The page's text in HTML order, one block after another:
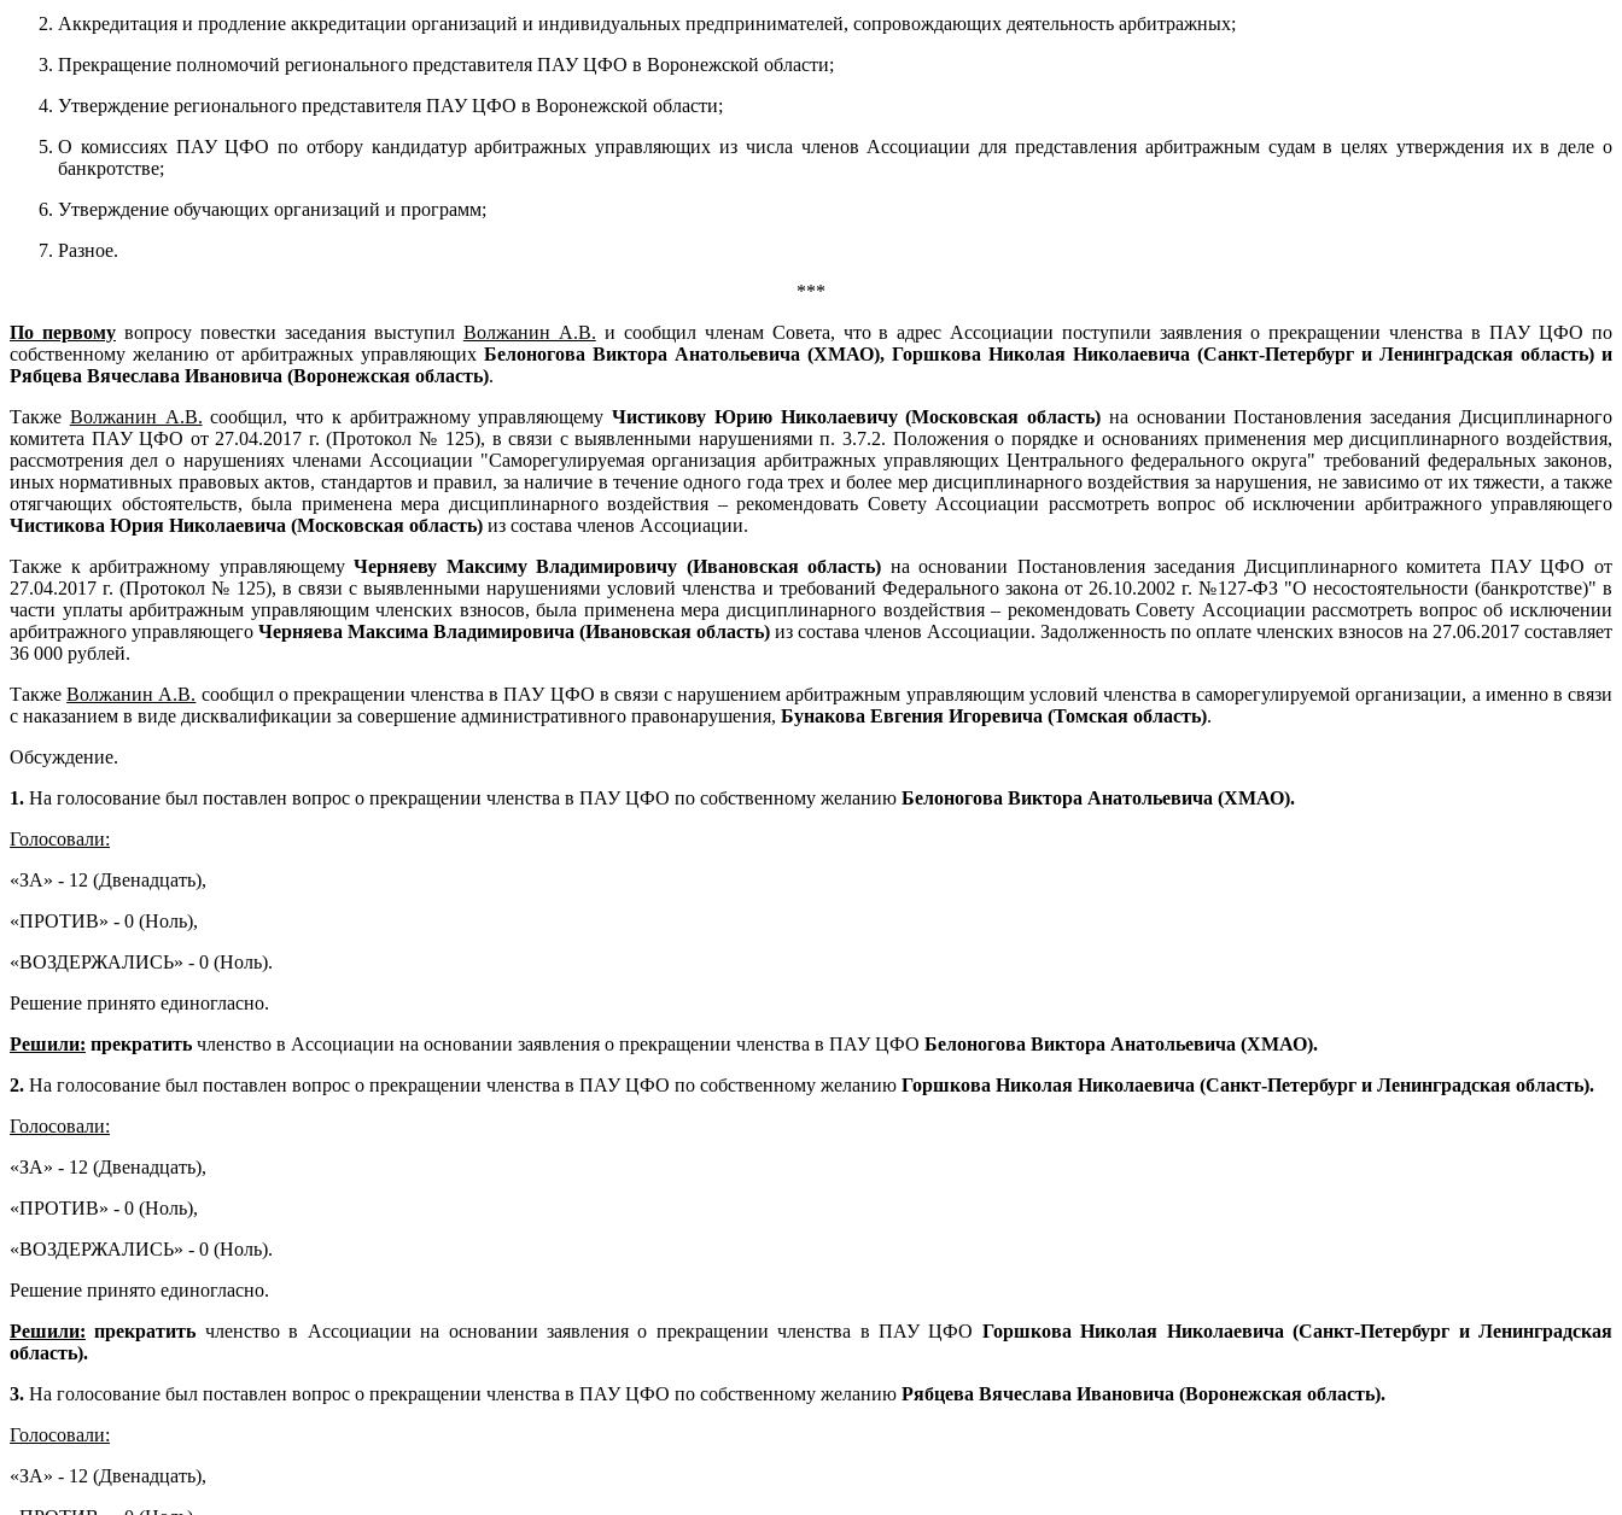
Аккредитация и продление аккредитации организаций и индивидуальных предпринимателей, сопровождающих деятельность арбитражных;
Прекращение полномочий регионального представителя ПАУ ЦФО в Воронежской области;
Утверждение регионального представителя ПАУ ЦФО в Воронежской области;
О комиссиях ПАУ ЦФО по отбору кандидатур арбитражных управляющих из числа членов Ассоциации для представления арбитражным судам в целях утверждения их в деле о
банкротстве;
Утверждение обучающих организаций и программ;
Разное.
***
По первомувопросу повестки заседания выступил Волжанин А.В. и сообщил членам Совета, что в адрес Ассоциации поступили заявления о прекращении членства в ПАУ ЦФО по
собственному желанию от арбитражных управляющих Белоногова Виктора Анатольевича (ХМАО), Горшкова Николая Николаевича (Санкт-Петербург и Ленинградская область) и
Рябцева Вячеслава Ивановича (Воронежская область).
Также Волжанин А.В. сообщил, что к арбитражному управляющему Чистикову Юрию Николаевичу (Московская область) на основании Постановления заседания Дисциплинарного
комитета ПАУ ЦФО от 27.04.2017 г. (Протокол № 125), в связи с выявленными нарушениями п. 3.7.2. Положения о порядке и основаниях применения мер дисциплинарного воздействия,
рассмотрения дел о нарушениях членами Ассоциации "Саморегулируемая организация арбитражных управляющих Центрального федерального округа" требований федеральных законов,
иных нормативных правовых актов, стандартов и правил, за наличие в течение одного года трех и более мер дисциплинарного воздействия за нарушения, не зависимо от их тяжести, а также
отягчающих обстоятельств, была применена мера дисциплинарного воздействия – рекомендовать Совету Ассоциации рассмотреть вопрос об исключении арбитражного управляющего
Чистикова Юрия Николаевича (Московская область) из состава членов Ассоциации.
Также к арбитражному управляющемуЧерняеву Максиму Владимировичу (Ивановская область) на основании Постановления заседания Дисциплинарного комитета ПАУ ЦФО от
27.04.2017 г. (Протокол № 125), в связи с выявленными нарушениями условий членства и требований Федерального закона от 26.10.2002 г. №127-ФЗ "О несостоятельности (банкротстве)" в
части уплаты арбитражным управляющим членских взносов, была применена мера дисциплинарного воздействия – рекомендовать Совету Ассоциации рассмотреть вопрос об исключении
арбитражного управляющего Черняева Максима Владимировича (Ивановская область) из состава членов Ассоциации. Задолженность по оплате членских взносов на 27.06.2017 составляет
36 000 рублей.
ТакжеВолжанин А.В. сообщил о прекращении членства в ПАУ ЦФО в связи с нарушением арбитражным управляющим условий членства в саморегулируемой организации, а именно в связи
с наказанием в виде дисквалификации за совершение административного правонарушения, Бунакова Евгения Игоревича (Томская область).
Обсуждение.
1. На голосование был поставлен вопрос о прекращении членства в ПАУ ЦФО по собственному желанию Белоногова Виктора Анатольевича (ХМАО).
Голосовали:
«ЗА» - 12 (Двенадцать),
«ПРОТИВ» - 0 (Ноль),
«ВОЗДЕРЖАЛИСЬ» - 0 (Ноль).
Решение принято единогласно.
Решили: прекратить членство в Ассоциации на основании заявления о прекращении членства в ПАУ ЦФО Белоногова Виктора Анатольевича (ХМАО).
2. На голосование был поставлен вопрос о прекращении членства в ПАУ ЦФО по собственному желанию Горшкова Николая Николаевича (Санкт-Петербург и Ленинградская область).
Голосовали:
«ЗА» - 12 (Двенадцать),
«ПРОТИВ» - 0 (Ноль),
«ВОЗДЕРЖАЛИСЬ» - 0 (Ноль).
Решение принято единогласно.
Решили: прекратить членство в Ассоциации на основании заявления о прекращении членства в ПАУ ЦФО Горшкова Николая Николаевича (Санкт-Петербург и Ленинградская
область).
3. На голосование был поставлен вопрос о прекращении членства в ПАУ ЦФО по собственному желанию Рябцева Вячеслава Ивановича (Воронежская область).
Голосовали:
«ЗА» - 12 (Двенадцать),